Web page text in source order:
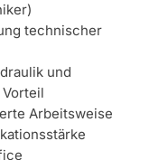
technischer
und
Arbeitsweise